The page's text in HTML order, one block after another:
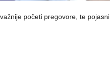
početi pregovore, te